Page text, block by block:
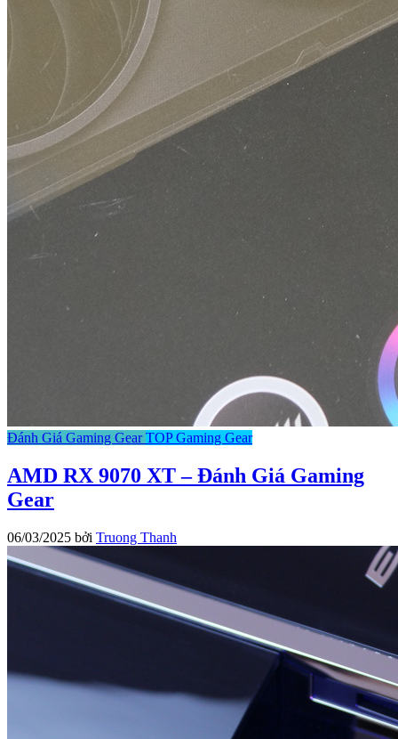
Đánh Giá Gaming Gear TOP Gaming Gear
AMD RX 9070 XT – Đánh Giá Gaming
Gear
06/03/2025 bởi Truong Thanh